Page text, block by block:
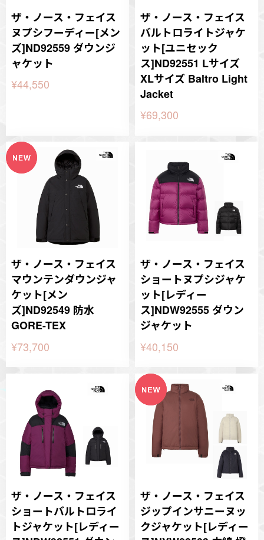
ザ・ノース・フェイス
ヌプシフーディー[メン
ズ]ND92559 ダウンジ
ャケット
¥44,550
ザ・ノース・フェイス
バルトロライトジャケ
ット[ユニセック
ス]ND92551 Lサイズ
XLサイズ Baltro Light
Jacket
¥69,300
ザ・ノース・フェイス
マウンテンダウンジャ
ケット[メン
ズ]ND92549 防水
GORE-TEX
¥73,700
ザ・ノース・フェイス
ショートヌプシジャケ
ット[レディー
ス]NDW92555 ダウン
ジャケット
¥40,150
ザ・ノース・フェイス
ショートバルトロライ
トジャケット[レディー
ザ・ノース・フェイス
ジップインサニーヌッ
クジャケット[レディー